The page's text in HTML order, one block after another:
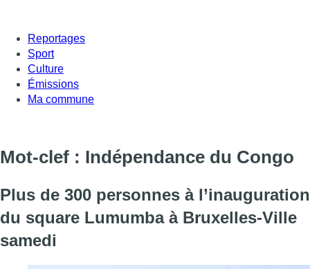
Reportages
Sport
Culture
Émissions
Ma commune
Mot-clef : Indépendance du Congo
Plus de 300 personnes à l’inauguration
du square Lumumba à Bruxelles-Ville
samedi